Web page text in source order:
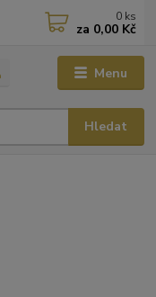
Menu
Hledat
0 ks
za 0,00 Kč